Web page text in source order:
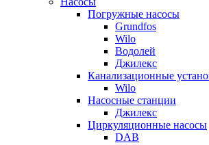
Погружные насосы
Grundfos
Wilo
Водолей
Джилекс
Канализационные
Wilo
Насосные станции
Джилекс
Циркуляционные насосы
DAB